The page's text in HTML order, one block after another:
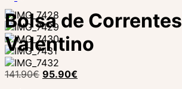
Bolsa de Correntes
Valentino
141.90€ 95.90€